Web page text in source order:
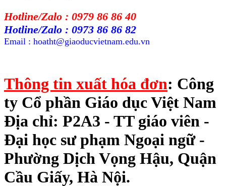
Hotline/Zalo : 0979 86 86 40
Hotline/Zalo : 0973 86 86 82
Email : hoatht@giaoducvietnam.edu.vn
Thông tin xuất hóa đơn: Công
ty Cổ phần Giáo dục Việt Nam
Địa chỉ: P2A3 - TT giáo viên -
Đại học sư phạm Ngoại ngữ -
Phường Dịch Vọng Hậu, Quận
Cầu Giấy, Hà Nội.